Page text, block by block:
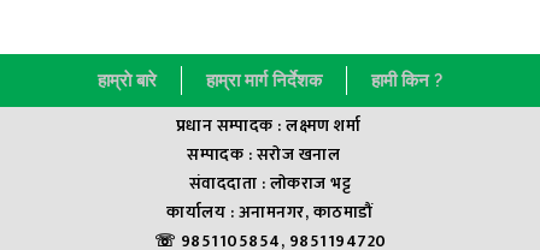
हाम्राे बारे हाम्रा मार्ग निर्देशक हामी किन ?
प्रधान सम्पादक : लक्ष्मण शर्मा
सम्पादक : सराेज खनाल
संवाददाता : लाेकराज भट्ट
कार्यालय : अनामनगर, काठमाडौं
☏ 9851105854, 9851194720